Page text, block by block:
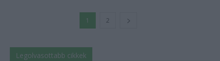
1 2
Legolvasottabb cikkek